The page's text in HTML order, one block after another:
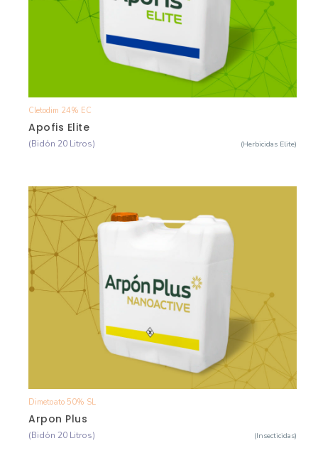
Cletodim 24% EC
Apofis Elite
(Bidón 20 Litros) (Herbicidas Elite)
Dimetoato 50% SL
Arpon Plus
(Bidón 20 Litros) (Insecticidas)